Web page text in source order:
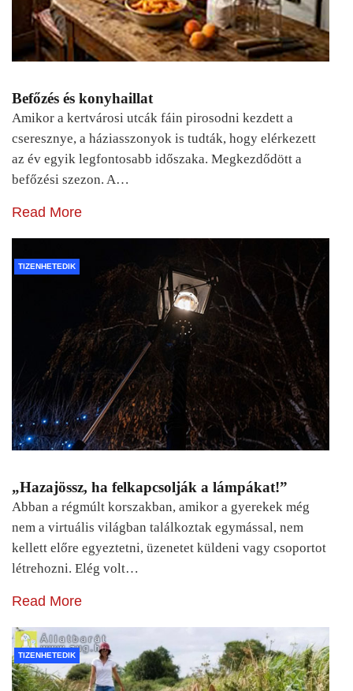
Befőzés és konyhaillat
Amikor a kertvárosi utcák fáin pirosodni kezdett a
cseresznye, a háziasszonyok is tudták, hogy elérkezett
az év egyik legfontosabb időszaka. Megkezdődött a
befőzési szezon. A…
Read More
TIZENHETEDIK
„Hazajössz, ha felkapcsolják a lámpákat!”
Abban a régmúlt korszakban, amikor a gyerekek még
nem a virtuális világban találkoztak egymással, nem
kellett előre egyeztetni, üzenetet küldeni vagy csoportot
létrehozni. Elég volt…
Read More
TIZENHETEDIK